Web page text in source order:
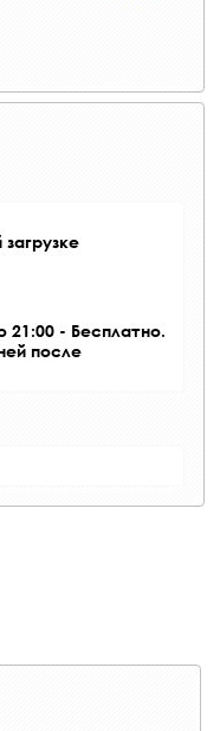
21:00 - Бесплатно.
после